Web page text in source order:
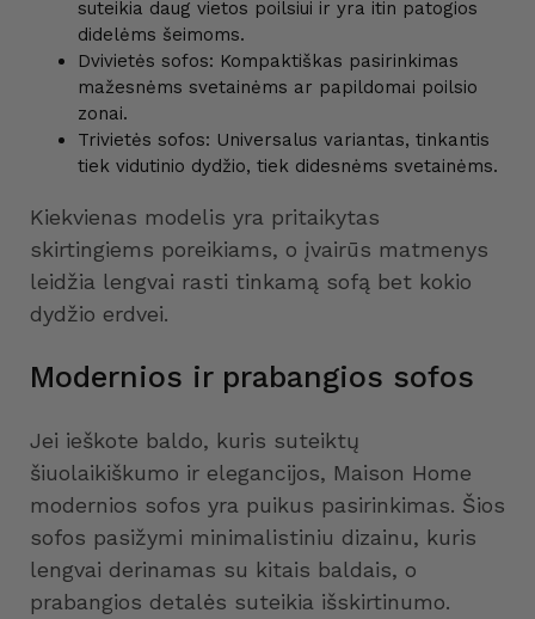
suteikia daug vietos poilsiui ir yra itin patogios
didelėms šeimoms.
Dvivietės sofos: Kompaktiškas pasirinkimas
mažesnėms svetainėms ar papildomai poilsio
zonai.
Trivietės sofos: Universalus variantas, tinkantis
tiek vidutinio dydžio, tiek didesnėms svetainėms.
Kiekvienas modelis yra pritaikytas
skirtingiems poreikiams, o įvairūs matmenys
leidžia lengvai rasti tinkamą sofą bet kokio
dydžio erdvei.
Modernios ir prabangios sofos
Jei ieškote baldo, kuris suteiktų
šiuolaikiškumo ir elegancijos, Maison Home
modernios sofos yra puikus pasirinkimas. Šios
sofos pasižymi minimalistiniu dizainu, kuris
lengvai derinamas su kitais baldais, o
prabangios detalės suteikia išskirtinumo.